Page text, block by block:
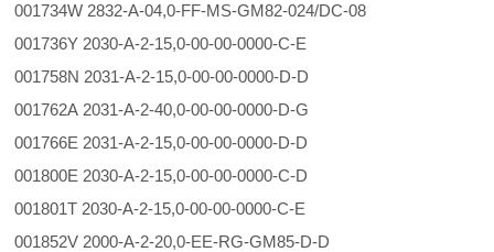
001734W 2832-A-04,0-FF-MS-GM82-024/DC-08
001736Y 2030-A-2-15,0-00-00-0000-C-E
001758N 2031-A-2-15,0-00-00-0000-D-D
001762A 2031-A-2-40,0-00-00-0000-D-G
001766E 2031-A-2-15,0-00-00-0000-D-D
001800E 2030-A-2-15,0-00-00-0000-C-D
001801T 2030-A-2-15,0-00-00-0000-C-E
001852V 2000-A-2-20,0-EE-RG-GM85-D-D